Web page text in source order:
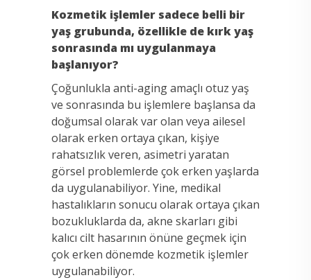
Kozmetik işlemler sadece belli bir
yaş grubunda, özellikle de kırk yaş
sonrasında mı uygulanmaya
başlanıyor?
Çoğunlukla anti-aging amaçlı otuz yaş
ve sonrasında bu işlemlere başlansa da
doğumsal olarak var olan veya ailesel
olarak erken ortaya çıkan, kişiye
rahatsızlık veren, asimetri yaratan
görsel problemlerde çok erken yaşlarda
da uygulanabiliyor. Yine, medikal
hastalıkların sonucu olarak ortaya çıkan
bozukluklarda da, akne skarları gibi
kalıcı cilt hasarının önüne geçmek için
çok erken dönemde kozmetik işlemler
uygulanabiliyor.